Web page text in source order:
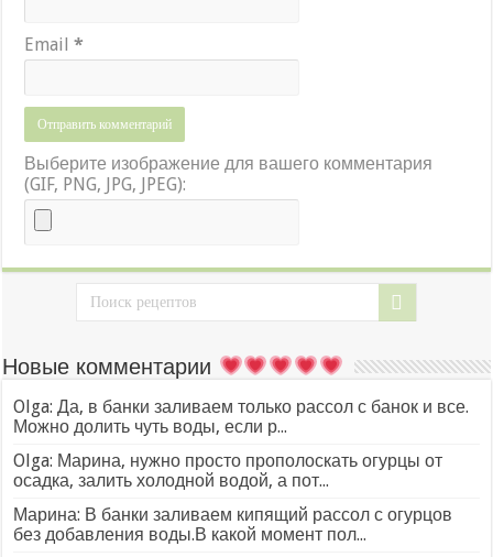
Email*
Выберите изображение для вашего комментария
(GIF, PNG, JPG, JPEG):
Новые комментарии
Olga: Да, в банки заливаем только рассол с банок и все.
Можно долить чуть воды, если р...
Olga: Марина, нужно просто прополоскать огурцы от
осадка, залить холодной водой, а пот...
Марина: В банки заливаем кипящий рассол с огурцов
без добавления воды.В какой момент пол...